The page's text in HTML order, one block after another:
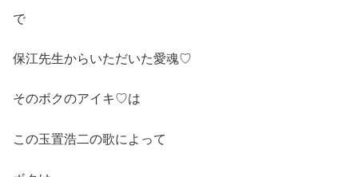
で
保江先生からいただいた愛魂♡
そのボクのアイキ♡は
この玉置浩二の歌によって